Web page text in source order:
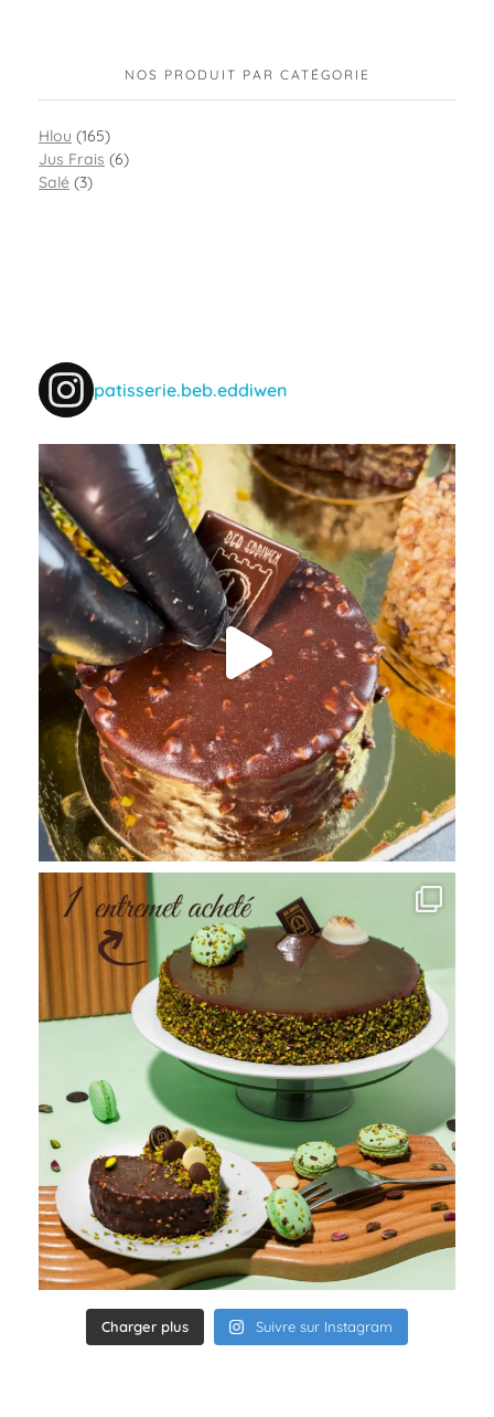
NOS PRODUIT PAR CATÉGORIE
Hlou (165)
Jus Frais (6)
Salé (3)
patisserie.beb.eddiwen
Charger plus Suivre sur Instagram